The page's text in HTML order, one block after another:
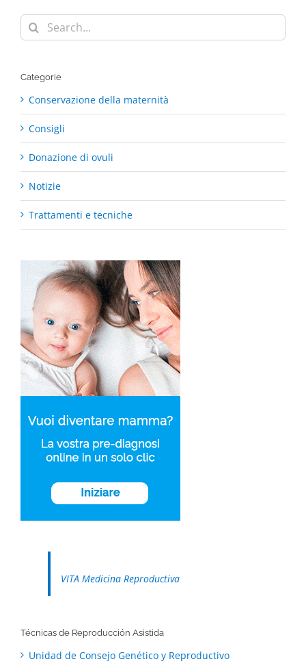
Search
for:
Categorie
Conservazione della maternità
Consigli
Donazione di ovuli
Notizie
Trattamenti e tecniche
VITA Medicina Reproductiva
Técnicas de Reproducción Asistida
Unidad de Consejo Genético y Reproductivo